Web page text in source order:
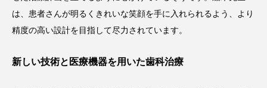
は、患者さんが明るくきれいな笑顔を手に入れられるよう、より
精度の高い設計を目指して尽力されています。
新しい技術と医療機器を用いた歯科治療